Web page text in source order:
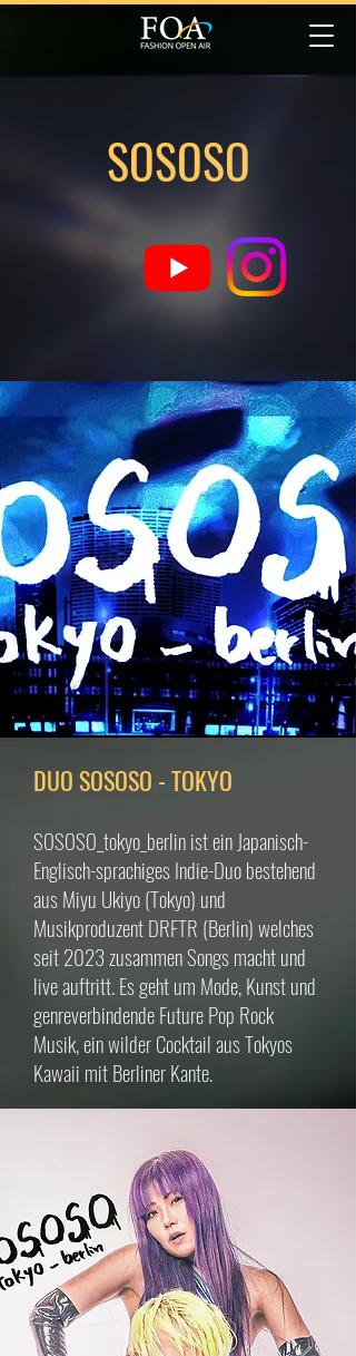
SOSOSO
DUO SOSOSO - TOKYO
SOSOSO_tokyo_berlin ist ein Japanisch-
Englisch-sprachiges Indie-Duo bestehend
aus Miyu Ukiyo (Tokyo) und
Musikproduzent DRFTR (Berlin) welches
seit 2023 zusammen Songs macht und
live auftritt. Es geht um Mode, Kunst und
genreverbindende Future Pop Rock
Musik, ein wilder Cocktail aus Tokyos
Kawaii mit Berliner Kante.